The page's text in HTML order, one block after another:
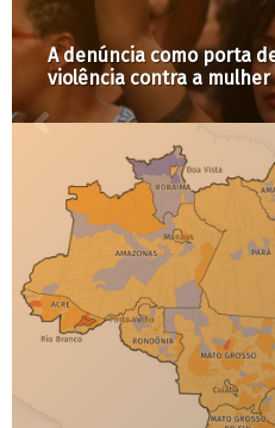
A denúncia como porta
violência contra a mulher